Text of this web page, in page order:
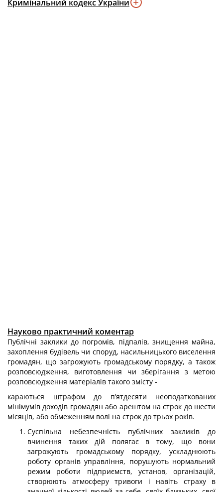
Кримінальний кодекс України
Науково практичний коментар
Публічні заклики до погромів, підпалів, знищення майна,
захоплення будівель чи споруд, насильницького виселення
громадян, що загрожують громадському порядку, а також
розповсюдження, виготовлення чи зберігання з метою
розпо­всюдження матеріалів такого змісту -
караються штрафом до п’ятдесяти неоподаткованих
мінімумів доходів гро­мадян або арештом на строк до шести
місяців, або обмеженням волі на строк до трьох років.
Суспільна небезпечність публічних закликів до
вчинення таких дій полягає в тому, що вони
загрожують громадському порядку, ускладнюють
роботу органів управління, порушують нормальний
режим роботи підприємств, установ, організацій,
створюють атмосферу тривоги і навіть страху в